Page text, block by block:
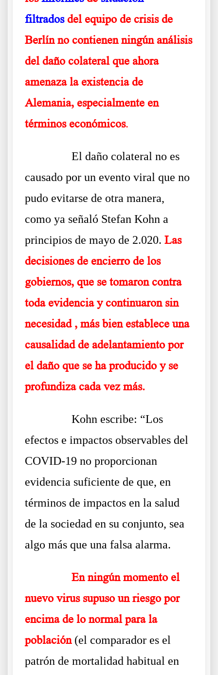
filtradosdel equipo de crisis de
Berlín no contienen ningún análisis
del daño colateral que ahora
amenaza la existencia de
Alemania, especialmente en
términos económicos.
El daño colateral no es
causado por un evento viral que no
pudo evitarse de otra manera,
como ya señaló Stefan Kohn a
principios de mayo de 2.020. Las
decisiones de encierro de los
gobiernos, que se tomaron contra
toda evidencia y continuaron sin
necesidad , más bien establece una
causalidad de adelantamiento por
el daño que se ha producido y se
profundiza cada vez más.
Kohn escribe: “Los
efectos e impactos observables del
COVID-19 no proporcionan
evidencia suficiente de que, en
términos de impactos en la salud
de la sociedad en su conjunto, sea
algo más que una falsa alarma.
En ningún momento el
nuevo virus supuso un riesgo por
encima de lo normal para la
población(el comparador es el
patrón de mortalidad habitual en